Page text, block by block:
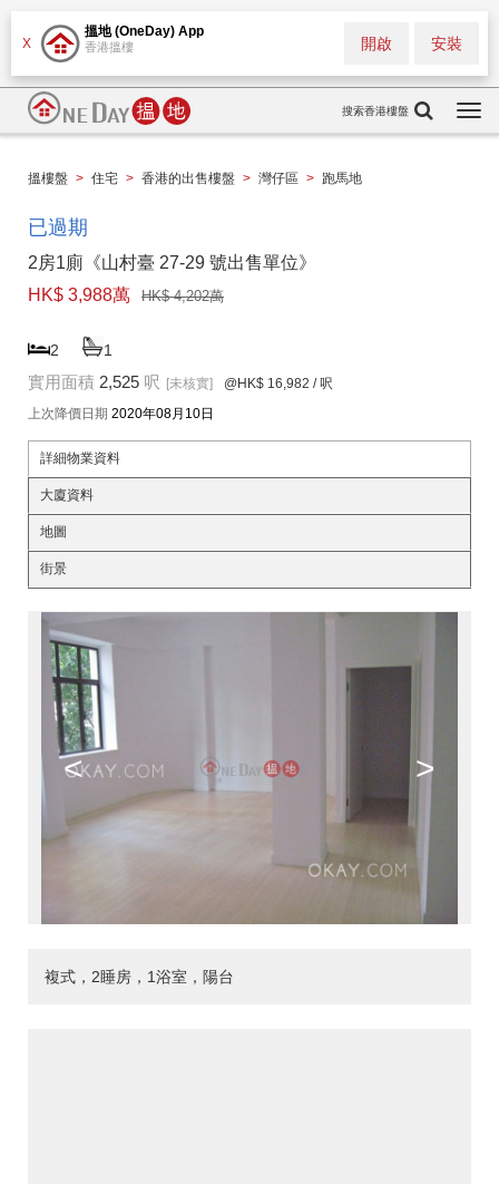
X
搵地 (OneDay) App
香港搵樓 安裝
開啟
搜索香港樓盤
搵樓盤 > 住宅 > 香港的出售樓盤 > 灣仔區 > 跑馬地
已過期
2房1廁《山村臺 27-29 號出售單位》
HK$ 3,988萬
HK$ 4,202萬
2 1
實用面積 2,525 呎 [未核實] @HK$ 16,982 / 呎
上次降價日期 2020年08月10日
詳細物業資料
大廈資料
地圖
街景
< >
複式，2睡房，1浴室，陽台